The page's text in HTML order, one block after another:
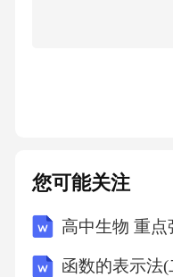
随之改变，以逐步
一，我们的成就观
要工作或工作时间
源”的必要性与意
不再仅仅体现为为
您可能关注